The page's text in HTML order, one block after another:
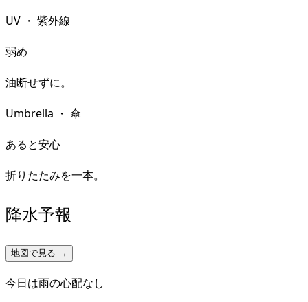
UV ・ 紫外線
弱め
油断せずに。
Umbrella ・ 傘
あると安心
折りたたみを一本。
降水予報
地図で見る →
今日は雨の心配なし